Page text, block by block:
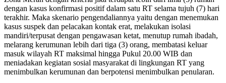
dengan kasus konfirmasi positif dalam satu RT selama tujuh (7) hari
terakhir. Maka skenario pengendaliannya yaitu dengan menemukan
kasus suspek dan pelacakan kontak erat, melakukan isolasi
mandiri/terpusat dengan pengawasan ketat, menutup rumah ibadah,
melarang kerumunan lebih dari tiga (3) orang, membatasi keluar
masuk wilayah RT maksimal hingga Pukul 20.00 WIB dan
meniadakan kegiatan sosial masyarakat di lingkungan RT yang
menimbulkan kerumunan dan berpotensi menimbulkan penularan.